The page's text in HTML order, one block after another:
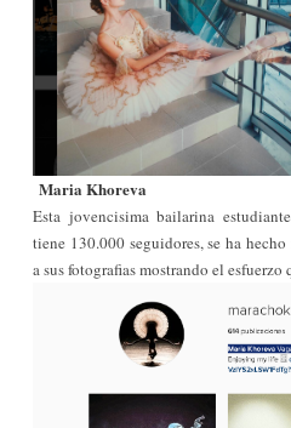
Maria Khoreva
Esta jovencisima bailarina
tiene 130.000 seguidores, se ha
a sus fotografias mostrando el